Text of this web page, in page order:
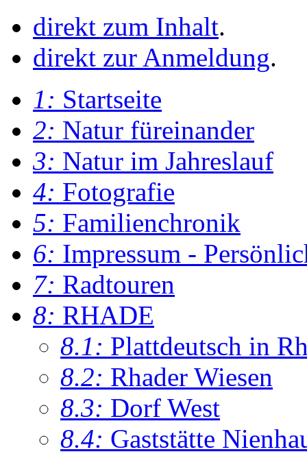
direkt zum Inhalt.
direkt zur Anmeldung.
1: Startseite
2: Natur füreinander
3: Natur im Jahreslauf
4: Fotografie
5: Familienchronik
6: Impressum -
7: Radtouren
8: RHADE
8.1: Plattdeutsch in
8.2: Rhader Wiesen
8.3: Dorf West
8.4: Gaststätte